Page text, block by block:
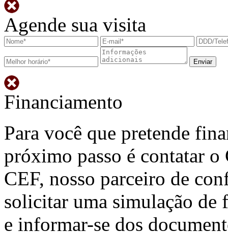
Agende sua visita
Financiamento
Para você que pretende
próximo passo é contatar o
CEF, nosso parceiro de
solicitar uma simulação de
e informar-se dos